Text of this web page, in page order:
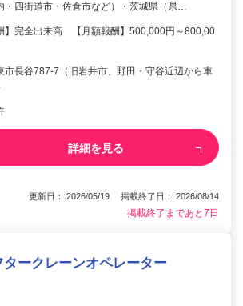
・四街道市・佐倉市など）・茨城県（県…
】完全出来高 【月額報酬】500,000円～800,00
市長谷787-7（旧岩井市、野田・守谷近辺から車
詳細を見る
更新日： 2026/05/19 掲載終了日： 2026/08/14
掲載終了まであと7日
ークレーンオペレーター